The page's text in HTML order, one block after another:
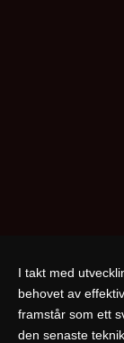
I takt med
behovet av
framstår som ett
den senaste